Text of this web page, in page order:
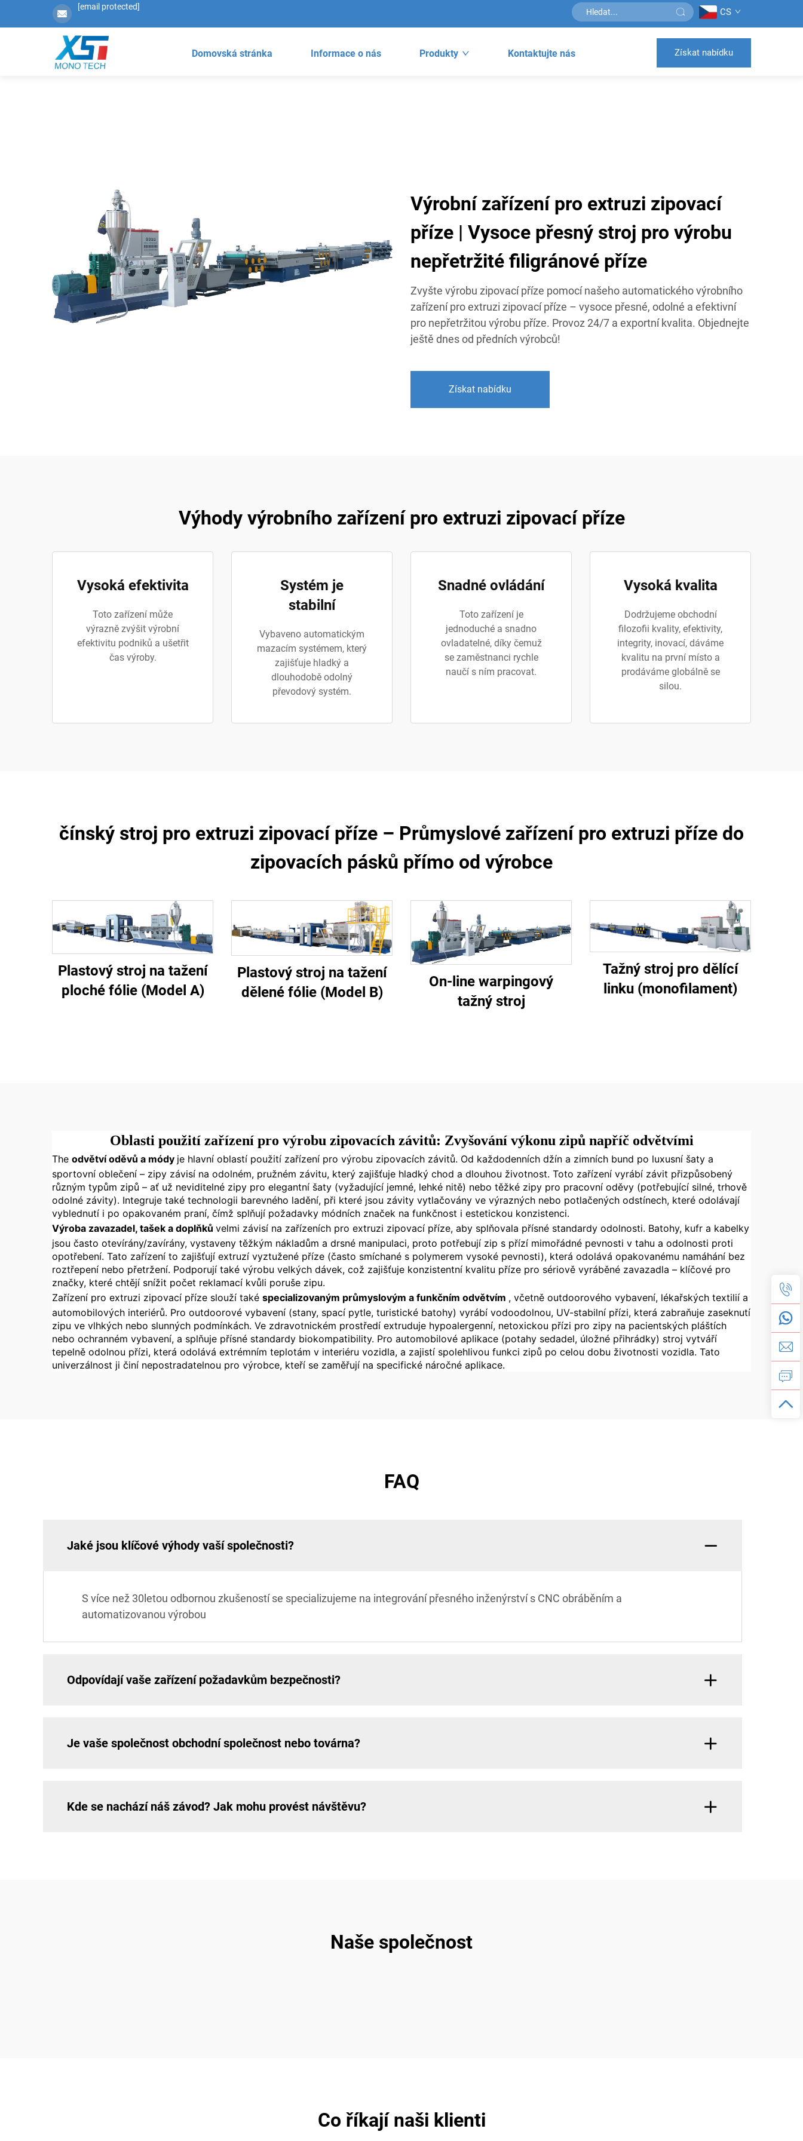
[email protected] CS
Domovská stránka Informace o nás Produkty Kontaktujte nás Získat nabídku
Výrobní zařízení pro extruzi zipovací
příze | Vysoce přesný stroj pro výrobu
nepřetržité filigránové příze
Zvyšte výrobu zipovací příze pomocí našeho automatického výrobního
zařízení pro extruzi zipovací příze – vysoce přesné, odolné a efektivní
pro nepřetržitou výrobu příze. Provoz 24/7 a exportní kvalita. Objednejte
ještě dnes od předních výrobců!
Získat nabídku
Výhody výrobního zařízení pro extruzi zipovací příze
Vysoká efektivita
Toto zařízení může
výrazně zvýšit výrobní
efektivitu podniků a ušetřit
čas výroby.
Systém je
stabilní
Vybaveno automatickým
mazacím systémem, který
zajišťuje hladký a
dlouhodobě odolný
převodový systém.
Snadné ovládání
Toto zařízení je
jednoduché a snadno
ovladatelné, díky čemuž
se zaměstnanci rychle
naučí s ním pracovat.
Vysoká kvalita
Dodržujeme obchodní
filozofii kvality, efektivity,
integrity, inovací, dáváme
kvalitu na první místo a
prodáváme globálně se
silou.
čínský stroj pro extruzi zipovací příze – Průmyslové zařízení pro extruzi příze do
zipovacích pásků přímo od výrobce
Plastový stroj na tažení
ploché fólie (Model A)
Plastový stroj na tažení
dělené fólie (Model B)
On-line warpingový
tažný stroj
Tažný stroj pro dělící
linku (monofilament)
Oblasti použití zařízení pro výrobu zipovacích závitů: Zvyšování výkonu zipů napříč odvětvími
The odvětví oděvů a módy je hlavní oblastí použití zařízení pro výrobu zipovacích závitů. Od každodenních džín a zimních bund po luxusní šaty a
sportovní oblečení – zipy závisí na odolném, pružném závitu, který zajišťuje hladký chod a dlouhou životnost. Toto zařízení vyrábí závit přizpůsobený
různým typům zipů – ať už neviditelné zipy pro elegantní šaty (vyžadující jemné, lehké nitě) nebo těžké zipy pro pracovní oděvy (potřebující silné, trhově
odolné závity). Integruje také technologii barevného ladění, při které jsou závity vytlačovány ve výrazných nebo potlačených odstínech, které odolávají
vyblednutí i po opakovaném praní, čímž splňují požadavky módních značek na funkčnost i estetickou konzistenci.
Výroba zavazadel, tašek a doplňků velmi závisí na zařízeních pro extruzi zipovací příze, aby splňovala přísné standardy odolnosti. Batohy, kufr a kabelky
jsou často otevírány/zavírány, vystaveny těžkým nákladům a drsné manipulaci, proto potřebují zip s přízí mimořádné pevnosti v tahu a odolnosti proti
opotřebení. Tato zařízení to zajišťují extruzí vyztužené příze (často smíchané s polymerem vysoké pevnosti), která odolává opakovanému namáhání bez
roztřepení nebo přetržení. Podporují také výrobu velkých dávek, což zajišťuje konzistentní kvalitu příze pro sériově vyráběné zavazadla – klíčové pro
značky, které chtějí snížit počet reklamací kvůli poruše zipu.
Zařízení pro extruzi zipovací příze slouží také specializovaným průmyslovým a funkčním odvětvím , včetně outdoorového vybavení, lékařských textilií a
automobilových interiérů. Pro outdoorové vybavení (stany, spací pytle, turistické batohy) vyrábí vodoodolnou, UV-stabilní přízi, která zabraňuje zaseknutí
zipu ve vlhkých nebo slunných podmínkách. Ve zdravotnickém prostředí extruduje hypoalergenní, netoxickou přízi pro zipy na pacientských pláštích
nebo ochranném vybavení, a splňuje přísné standardy biokompatibility. Pro automobilové aplikace (potahy sedadel, úložné přihrádky) stroj vytváří
tepelně odolnou přízi, která odolává extrémním teplotám v interiéru vozidla, a zajistí spolehlivou funkci zipů po celou dobu životnosti vozidla. Tato
univerzálnost ji činí nepostradatelnou pro výrobce, kteří se zaměřují na specifické náročné aplikace.
FAQ
Jaké jsou klíčové výhody vaší společnosti?
S více než 30letou odbornou zkušeností se specializujeme na integrování přesného inženýrství s CNC obráběním a
automatizovanou výrobou
Odpovídají vaše zařízení požadavkům bezpečnosti?
Je vaše společnost obchodní společnost nebo továrna?
Kde se nachází náš závod? Jak mohu provést návštěvu?
Naše společnost
Co říkají naši klienti